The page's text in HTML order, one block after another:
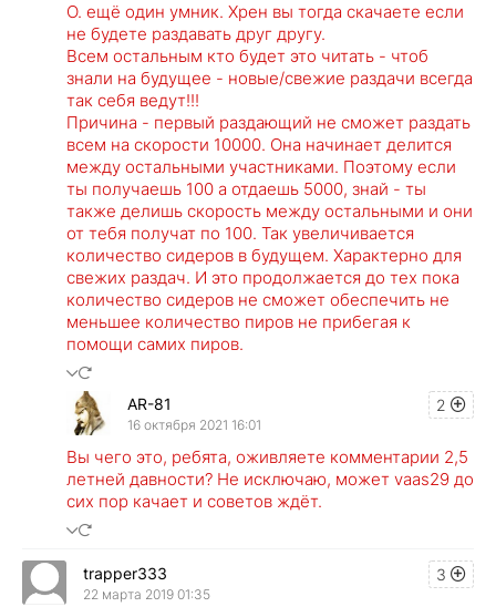
О. ещё один умник. Хрен вы тогда скачаете если
не будете раздавать друг другу.
Всем остальным кто будет это читать - чтоб
знали на будущее - новые/свежие раздачи всегда
так себя ведут!!!
Причина - первый раздающий не сможет раздать
всем на скорости 10000. Она начинает делится
между остальными участниками. Поэтому если
ты получаешь 100 а отдаешь 5000, знай - ты
также делишь скорость между остальными и они
от тебя получат по 100. Так увеличивается
количество сидеров в будущем. Характерно для
свежих раздач. И это продолжается до тех пока
количество сидеров не сможет обеспечить не
меньшее количество пиров не прибегая к
помощи самих пиров.
2
AR-81
16 октября 2021 16:01
Вы чего это, ребята, оживляете комментарии 2,5
летней давности? Не исключаю, может vaas29 до
сих пор качает и советов ждёт.
3
trapper333
22 марта 2019 01:35